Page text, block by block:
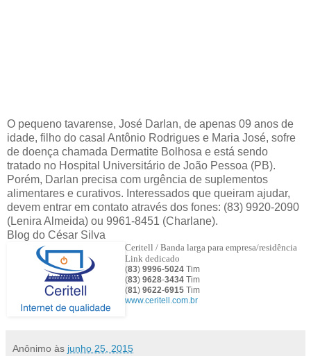
O pequeno tavarense, José Darlan, de apenas 09 anos de
idade, filho do casal Antônio Rodrigues e Maria José, sofre
de doença chamada Dermatite Bolhosa e está sendo
tratado no Hospital Universitário de João Pessoa (PB).
Porém, Darlan precisa com urgência de suplementos
alimentares e curativos. Interessados que queiram ajudar,
devem entrar em contato através dos fones: (83) 9920-2090
(Lenira Almeida) ou 9961-8451 (Charlane).
Blog do César Silva
Ceritell / Banda larga para empresa/residência
Link dedicado
(83) 9996-5024 Tim
(83) 9628-3434 Tim
(81) 9622-6915 Tim
www.ceritell.com.br
Anônimo às junho 25, 2015